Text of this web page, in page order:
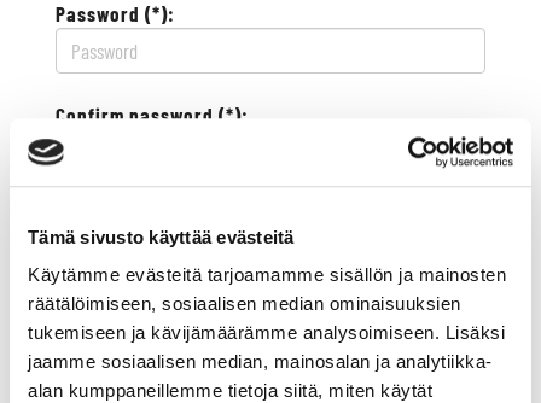
Tämä sivusto käyttää evästeitä
Käytämme evästeitä tarjoamamme sisällön ja mainosten
räätälöimiseen, sosiaalisen median ominaisuuksien
tukemiseen ja kävijämäärämme analysoimiseen. Lisäksi
jaamme sosiaalisen median, mainosalan ja analytiikka-
alan kumppaneillemme tietoja siitä, miten käytät
Password (*):
Confirm password (*):
Street address (*):